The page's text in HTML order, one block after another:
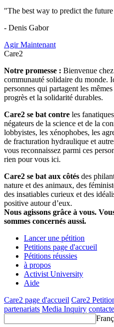
"The best way to predict the
- Denis Gabor
Agir Maintenant
Care2
Notre promesse : Bienvenue
communauté solidaire du monde.
personnes qui partagent les
progrès et la solidarité durables.
Care2 se bat contre les
négateurs de la science et de la
lobbyistes, les xénophobes, les
de fracturation hydraulique et
vous reconnaissez parmi ces
rien pour vous ici.
Care2 se bat aux côtés des
nature et des animaux, des
des insatiables curieux et des
positive autour d’eux.
Nous agissons grâce à vous.
sommes concernés aussi.
Lancer une pétition
Petitions page d'accueil
Pétitions réussies
à propos
Activist University
Aide
Care2 page d'accueil Care2
partenariats Media Inquiry